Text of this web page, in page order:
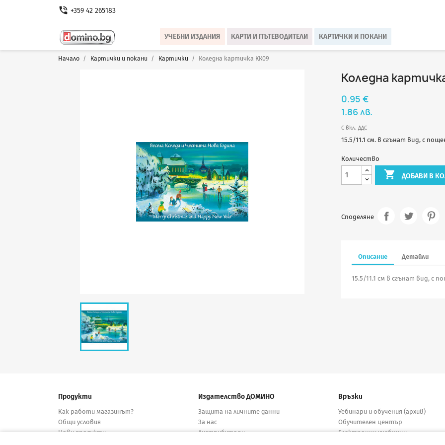
phone_in_talk +359 42 265183
УЧЕБНИ ИЗДАНИЯ КАРТИ И ПЪТЕВОДИТЕЛИ КАРТИЧКИ И ПОКАНИ
Начало Картички и покани Картички Коледна картичка КК09
Коледна
0.95 €
1.86 лв.
С вкл. ДДС
15.5/11.1 см. в сгънат вид, с
Количество
 ДОБАВИ В
Споделяне
Описание Детайли
15.5/11.1 см в сгънат вид, с
Продукти
Как работи магазинът?
Общи условия
Нови продукти
Издателство ДОМИНО
Защита на личните данни
За нас
Дистрибутори
Връзки
Уебинари и обучения (архив)
Обучителен център
Електронни учебници